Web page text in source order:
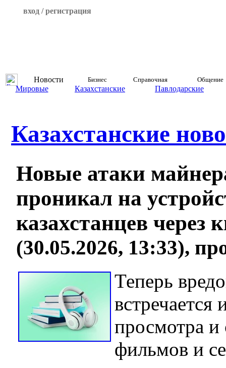
вход / регистрация
Новости Бизнес Справочная Общение
Мировые Казахстанские Павлодарские
Казахстанские
Новые атаки
проникал на
казахстанцев
(30.05.2026, 13:33),
Теперь
встречается
просмотра и
фильмов и